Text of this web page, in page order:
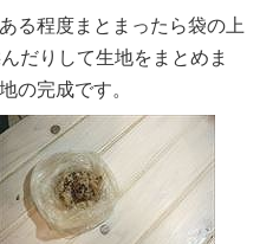
る程度まとまったら袋の上
だりして生地をまとめま
の完成です。